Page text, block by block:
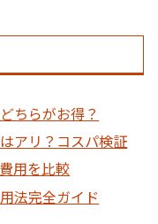
ちらがお得？
アリ？コスパ検証
用を比較
法完全ガイド